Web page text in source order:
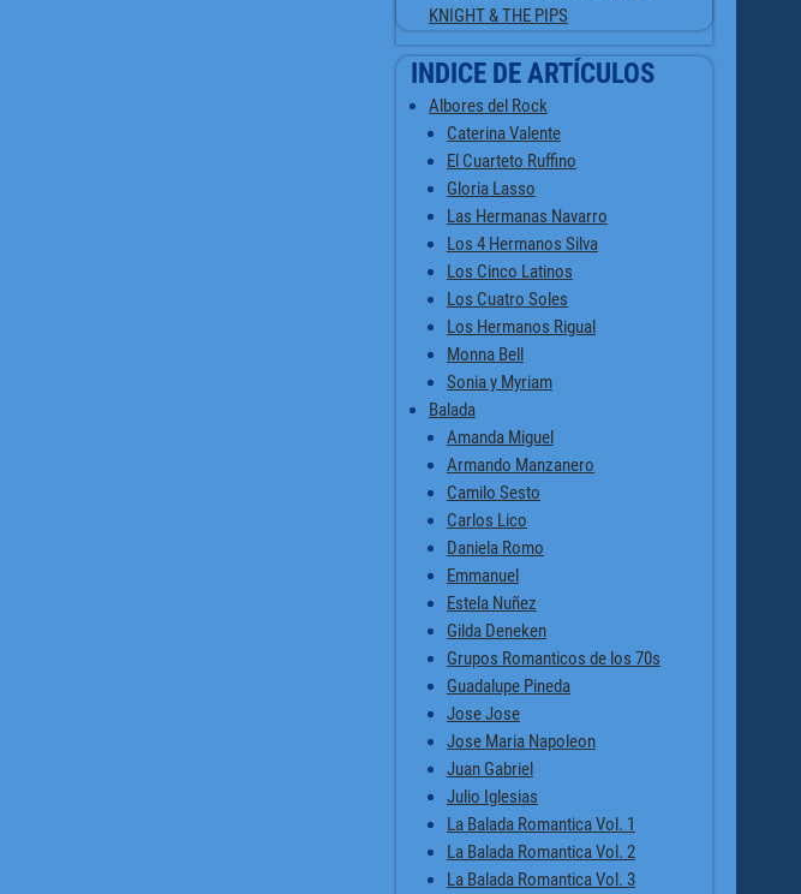
KNIGHT & THE PIPS
INDICE DE ARTÍCULOS
Albores del Rock
Caterina Valente
El Cuarteto Ruffino
Gloria Lasso
Las Hermanas Navarro
Los 4 Hermanos Silva
Los Cinco Latinos
Los Cuatro Soles
Los Hermanos Rigual
Monna Bell
Sonia y Myriam
Balada
Amanda Miguel
Armando Manzanero
Camilo Sesto
Carlos Lico
Daniela Romo
Emmanuel
Estela Nuñez
Gilda Deneken
Grupos Romanticos de los 70s
Guadalupe Pineda
Jose Jose
Jose Maria Napoleon
Juan Gabriel
Julio Iglesias
La Balada Romantica Vol. 1
La Balada Romantica Vol. 2
La Balada Romantica Vol. 3